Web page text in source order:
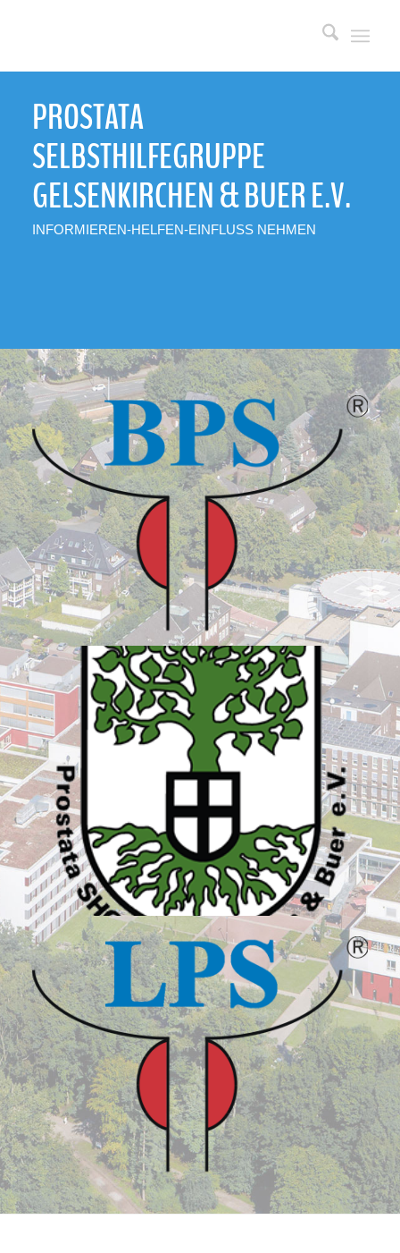
PROSTATA
SELBSTHILFEGRUPPE
GELSENKIRCHEN&BUER E.V.
INFORMIEREN-HELFEN-EINFLUSS NEHMEN